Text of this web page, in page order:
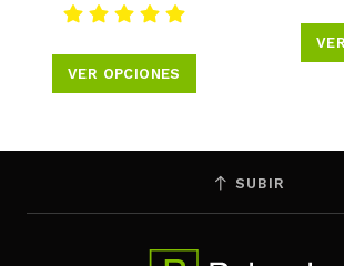
VER OPCIONES
SUBIR